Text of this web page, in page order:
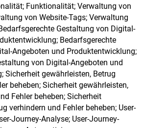
Funktionalität; Verwaltung von
von Website-Tags; Verwaltung
Gestaltung von Digital-
Bedarfsgerechte
Angeboten und Produktentwicklung;
von Digital-Angeboten und
Sicherheit gewährleisten, Betrug
beheben; Sicherheit gewährleisten,
Fehler beheben; Sicherheit
verhindern und Fehler beheben; User-
Journey-Analyse; User-Journey-